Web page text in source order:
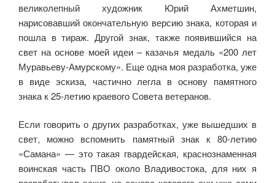
великолепный художник Юрий Ахметшин,
нарисовавший окончательную версию знака, которая и
пошла в тираж. Другой знак, также появившийся на
свет на основе моей идеи – казачья медаль «200 лет
Муравьеву-Амурскому». Еще одна моя разработка, уже
в виде эскиза, частично легла в основу памятного
знака к 25-летию краевого Совета ветеранов.
Если говорить о других разработках, уже вышедших в
свет, можно вспомнить памятный знак к 80-летию
«Самана» — это такая гвардейская, краснознаменная
воинская часть ПВО около Владивостока, для них я